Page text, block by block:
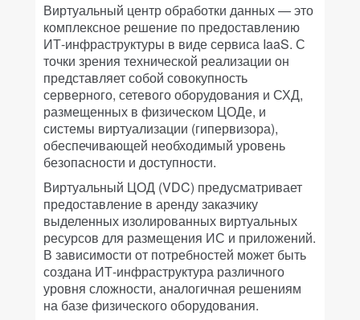
Виртуальный центр обработки данных — это
комплексное решение по предоставлению
ИТ-инфраструктуры в виде сервиса IaaS. С
точки зрения технической реализации он
представляет собой совокупность
серверного, сетевого оборудования и СХД,
размещенных в физическом ЦОДе, и
системы виртуализации (гипервизора),
обеспечивающей необходимый уровень
безопасности и доступности.
Виртуальный ЦОД (VDC) предусматривает
предоставление в аренду заказчику
выделенных изолированных виртуальных
ресурсов для размещения ИС и приложений.
В зависимости от потребностей может быть
создана ИТ-инфраструктура различного
уровня сложности, аналогичная решениям
на базе физического оборудования.